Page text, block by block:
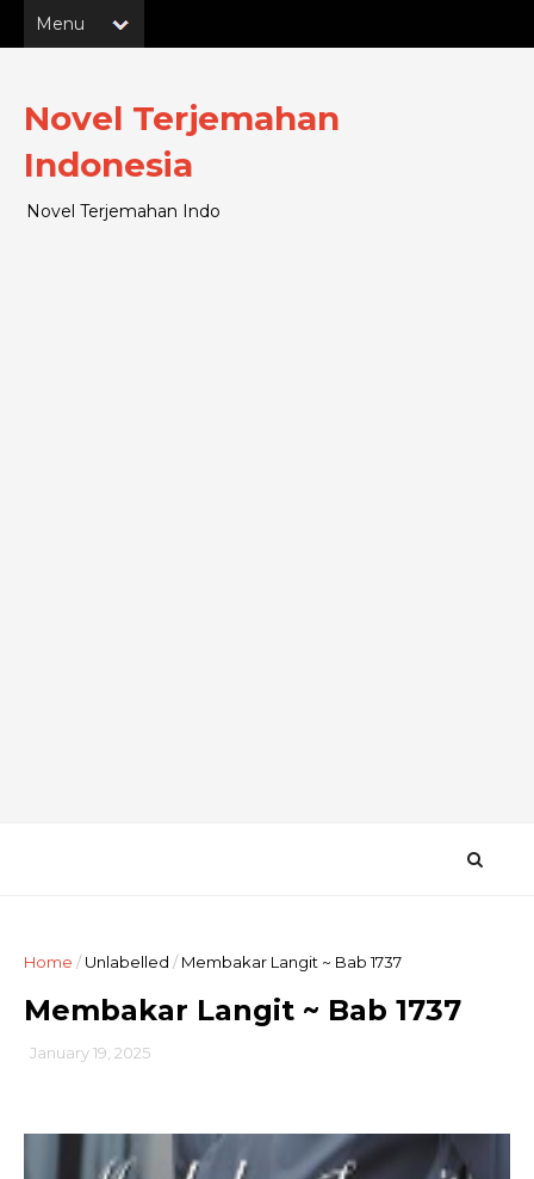
Novel Terjemahan
Indonesia
Novel Terjemahan Indo
Home /Unlabelled / Membakar Langit ~ Bab 1737
Membakar Langit ~ Bab 1737
January 19, 2025